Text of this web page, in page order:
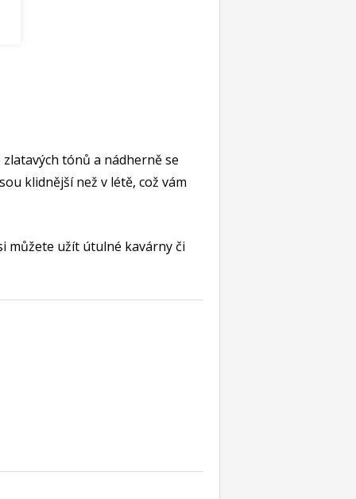
tónů a nádherně se
klidnější než v létě, což vám
můžete užít útulné kavárny či